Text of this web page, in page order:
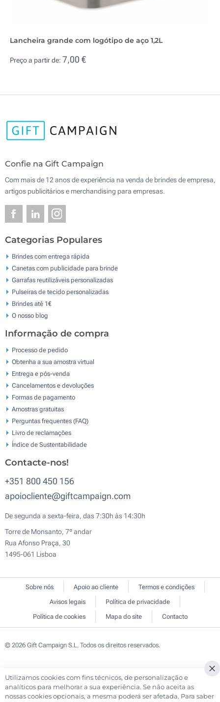
Lancheira grande com logótipo de aço 1,2L
Preço a partir de: 7,00 €
Confie na Gift Campaign
Com mais de 12 anos de experiência na venda de brindes de empresa,
artigos publicitários e merchandising para empresas.
Categorias Populares
Brindes com entrega rápida
Canetas com publicidade para brinde
Garrafas reutilizáveis personalizadas
Pulseiras de tecido personalizadas
Brindes até 1€
O nosso blog
Informação de compra
Processo de pedido
Obtenha a sua amostra virtual
Entrega e pós-venda
Cancelamentos e devoluções
Formas de pagamento
Amostras gratuitas
Perguntas frequentes (FAQ)
Livro de reclamaçōes
Índice de Sustentabilidade
Contacte-nos!
+351 800 450 156
apoiocliente@giftcampaign.com
De segunda a sexta-feira, das 7:30h às 14:30h
Torre de Monsanto, 7º andar
Rua Afonso Praça, 30
1495-061 Lisboa
Sobre nós Apoio ao cliente
Termos e condições
Avisos legais
Política de privacidade
Política de cookies
Mapa do site Contacto
© 2026 Gift Campaign S.L. Todos os direitos reservados.
Utilizamos cookies com fins técnicos, de personalização e
analíticos para melhorar a sua experiência. Se não aceita as
nossas cookies opcionais, a mesma poderá ser afetada. Para saber